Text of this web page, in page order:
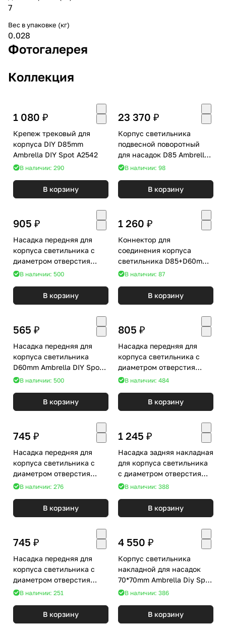
7
Вес в упаковке (кг)
0.028
Фотогалерея
Коллекция
1 080 ₽
Крепеж трековый для
корпуса DIY D85mm
Ambrella DIY Spot A2542
В наличии: 290
В корзину
23 370 ₽
Корпус светильника
подвесной поворотный
для насадок D85 Ambrella
DIY Spot C9177
В наличии: 98
В корзину
905 ₽
Насадка передняя для
корпуса светильника с
диаметром отверстия
D85mm Ambrella Diy Spot
В наличии: 500
В корзину
1 260 ₽
Коннектор для
соединения корпуса
светильника D85+D60mm
Ambrella Diy Spot A2106
В наличии: 87
В корзину
565 ₽
Насадка передняя для
корпуса светильника
D60mm Ambrella DIY Spot
N6151
В наличии: 500
В корзину
805 ₽
Насадка передняя для
корпуса светильника с
диаметром отверстия
D70mm Ambrella DIY Spot
В наличии: 484
В корзину
745 ₽
Насадка передняя для
корпуса светильника с
диаметром отверстия
D70mm Ambrella DIY Spot
В наличии: 276
В корзину
1 245 ₽
Насадка задняя накладная
для корпуса светильника
с диаметром отверстия
D60mm Ambrella DIY Spot
В наличии: 388
В корзину
745 ₽
Насадка передняя для
корпуса светильника с
диаметром отверстия
D60mm Ambrella DIY Spot
В наличии: 251
В корзину
4 550 ₽
Корпус светильника
накладной для насадок
70*70mm Ambrella Diy Spot
C7821
В наличии: 386
В корзину